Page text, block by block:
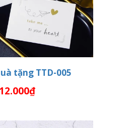
VÀO GIỎ HÀNG
tặng TTD-005
12.000₫